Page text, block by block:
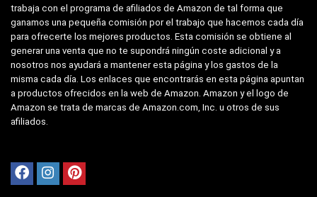
trabaja con el programa de afiliados de Amazon de tal forma que
ganamos una pequeña comisión por el trabajo que hacemos cada día
para ofrecerte los mejores productos. Esta comisión se obtiene al
generar una venta que no te supondrá ningún coste adicional y a
nosotros nos ayudará a mantener esta página y los gastos de la
misma cada día. Los enlaces que encontrarás en esta página apuntan
a productos ofrecidos en la web de Amazon. Amazon y el logo de
Amazon se trata de marcas de Amazon.com, Inc. u otros de sus
afiliados.